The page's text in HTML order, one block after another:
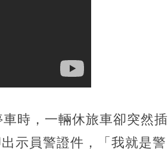
時，一輛休旅車卻突然插
示員警證件，「我就是警